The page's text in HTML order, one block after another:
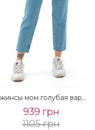
Джинсы мом голубая варка
939 грн
1105 грн